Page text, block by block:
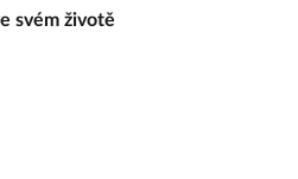
svém životě